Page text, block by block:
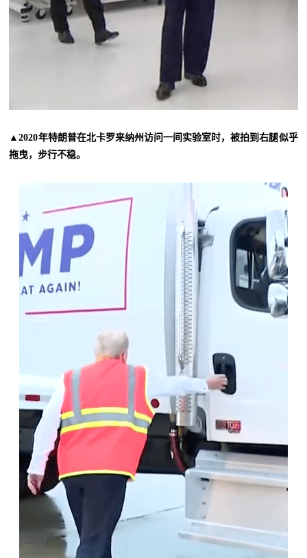
▲2020年特朗普在北卡罗来纳州访问一间实验室时，被拍到右腿似乎
拖曳，步行不稳。